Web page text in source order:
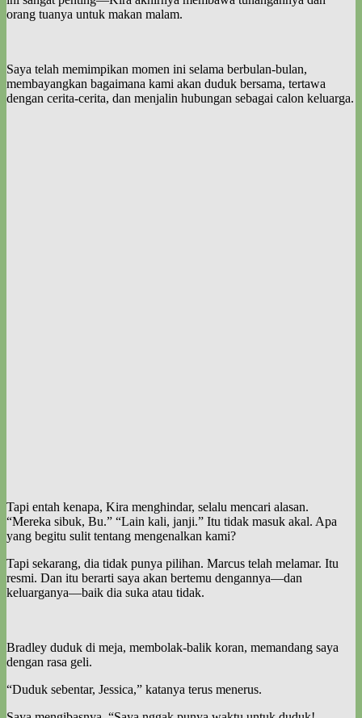
orang tuanya untuk makan malam.
Saya telah memimpikan momen ini selama berbulan-bulan,
membayangkan bagaimana kami akan duduk bersama, tertawa
dengan cerita-cerita, dan menjalin hubungan sebagai calon keluarga.
Tapi entah kenapa, Kira menghindar, selalu mencari alasan.
“Mereka sibuk, Bu.” “Lain kali, janji.” Itu tidak masuk akal. Apa
yang begitu sulit tentang mengenalkan kami?
Tapi sekarang, dia tidak punya pilihan. Marcus telah melamar. Itu
resmi. Dan itu berarti saya akan bertemu dengannya—dan
keluarganya—baik dia suka atau tidak.
Bradley duduk di meja, membolak-balik koran, memandang saya
dengan rasa geli.
“Duduk sebentar, Jessica,” katanya terus menerus.